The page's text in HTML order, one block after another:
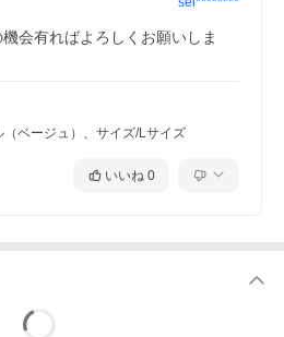
会有ればよろしくお願いしま
ベージュ）、サイズ/Lサイズ
いいね 0